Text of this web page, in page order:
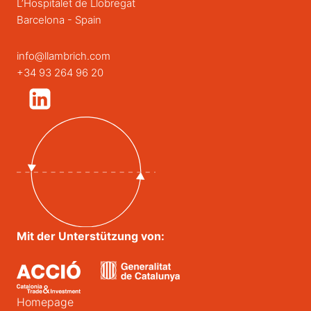
L’Hospitalet de Llobregat
Barcelona - Spain
info@llambrich.com
+34 93 264 96 20
Mit der Unterstützung von:
Homepage